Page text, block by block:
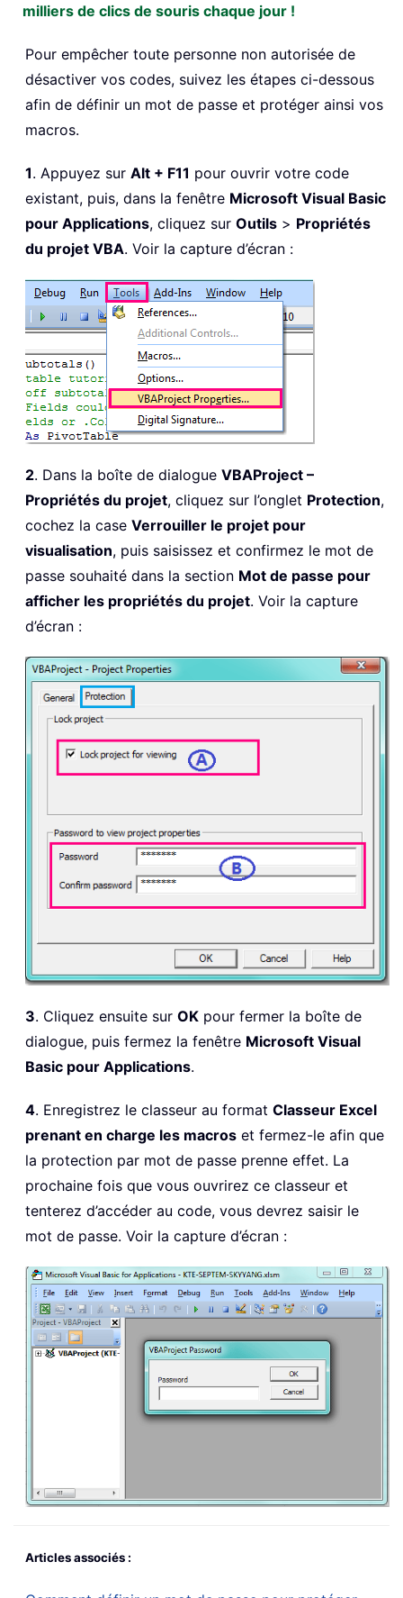
milliers de clics de souris chaque jour !
Pour empêcher toute personne non autorisée de
désactiver vos codes, suivez les étapes ci-dessous
afin de définir un mot de passe et protéger ainsi vos
macros.
1. Appuyez sur Alt + F11 pour ouvrir votre code
existant, puis, dans la fenêtre Microsoft Visual Basic
pour Applications, cliquez sur Outils > Propriétés
du projet VBA. Voir la capture d’écran :
2. Dans la boîte de dialogue VBAProject –
Propriétés du projet, cliquez sur l’onglet Protection,
cochez la case Verrouiller le projet pour
visualisation, puis saisissez et confirmez le mot de
passe souhaité dans la section Mot de passe pour
afficher les propriétés du projet. Voir la capture
d’écran :
3. Cliquez ensuite sur OK pour fermer la boîte de
dialogue, puis fermez la fenêtre Microsoft Visual
Basic pour Applications.
4. Enregistrez le classeur au format Classeur Excel
prenant en charge les macros et fermez-le afin que
la protection par mot de passe prenne effet. La
prochaine fois que vous ouvrirez ce classeur et
tenterez d’accéder au code, vous devrez saisir le
mot de passe. Voir la capture d’écran :
Articles associés :